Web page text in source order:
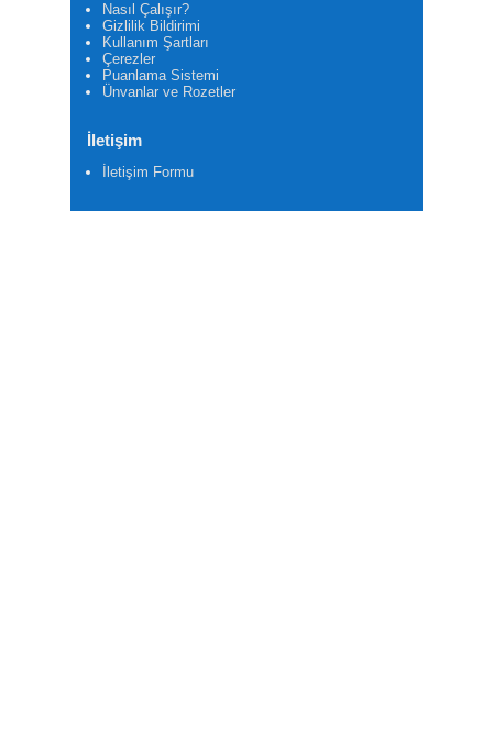
Nasıl Çalışır?
Gizlilik Bildirimi
Kullanım Şartları
Çerezler
Puanlama Sistemi
Ünvanlar ve Rozetler
İletişim
İletişim Formu